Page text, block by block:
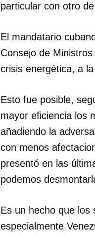
particular con otro
El mandatario
Consejo de
crisis energética, a
Esto fue posible,
mayor eficiencia los
añadiendo la
con menos
presentó en las
podemos
Es un hecho que los
especialmente